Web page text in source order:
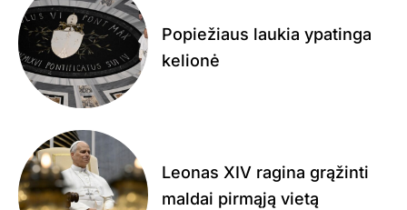
Popiežiaus laukia ypatinga
kelionė
Leonas XIV ragina grąžinti
maldai pirmąją vietą